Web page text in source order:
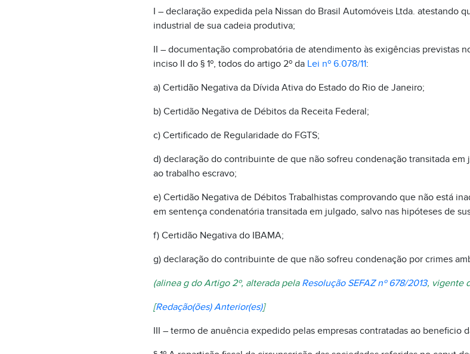
I – declaração expedida pela Nissan do Brasil Automóveis Ltda. atestando
industrial de sua cadeia produtiva;
II – documentação comprobatória de atendimento às exigências previstas
inciso II do § 1º, todos do artigo 2º da Lei nº 6.078/11:
a) Certidão Negativa da Dívida Ativa do Estado do Rio de Janeiro;
b) Certidão Negativa de Débitos da Receita Federal;
c) Certificado de Regularidade do FGTS;
d) declaração do contribuinte de que não sofreu condenação transitada
ao trabalho escravo;
e) Certidão Negativa de Débitos Trabalhistas comprovando que não está
em sentença condenatória transitada em julgado, salvo nas hipóteses de
f) Certidão Negativa do IBAMA;
g) declaração do contribuinte de que não sofreu condenação por crimes
(alinea g do Artigo 2º, alterada pela Resolução SEFAZ nº 678/2013, vigente
[Redação(ões) Anterior(es)]
III – termo de anuência expedido pelas empresas contratadas ao beneficio